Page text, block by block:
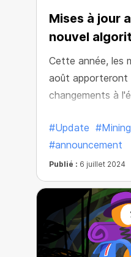
Mises à jour
nouvel
!
Cette année, les
août apporteront
changements à
sommes heureux
changement
ressenti dans
l'écosystème !
#Update
#announcement
Publié : 6 juillet 2024